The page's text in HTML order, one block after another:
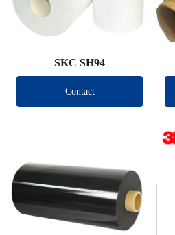
SKC SH94
Contact